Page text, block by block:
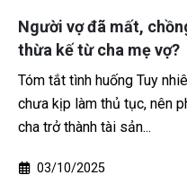
nhận
2020 mà
hưởng từ
Có thể
không?
Tóm tắt
người cha
ăn xa nên đã